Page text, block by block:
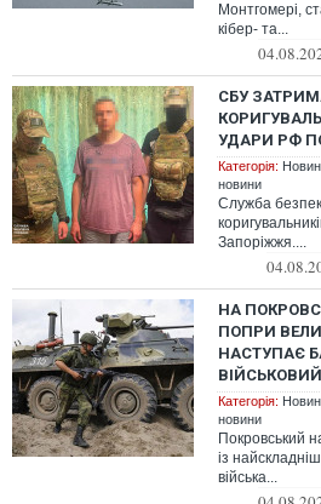
Монтгомері,
кібер- та...
СБУ
УДАРИ РФ
Категорія:
новини
Служба
Запоріжжя....
НА
ПОПРИ
НАСТУПАЄ
ВІЙСЬКОВИЙ
Категорія:
новини
Покровський
із
війська...